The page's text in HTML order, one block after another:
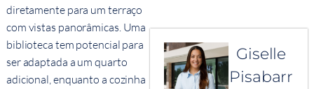
diretamente para um terraço
com vistas panorâmicas. Uma
biblioteca tem potencial para
ser adaptada a um quarto
adicional, enquanto a cozinha
Giselle
Pisabarr